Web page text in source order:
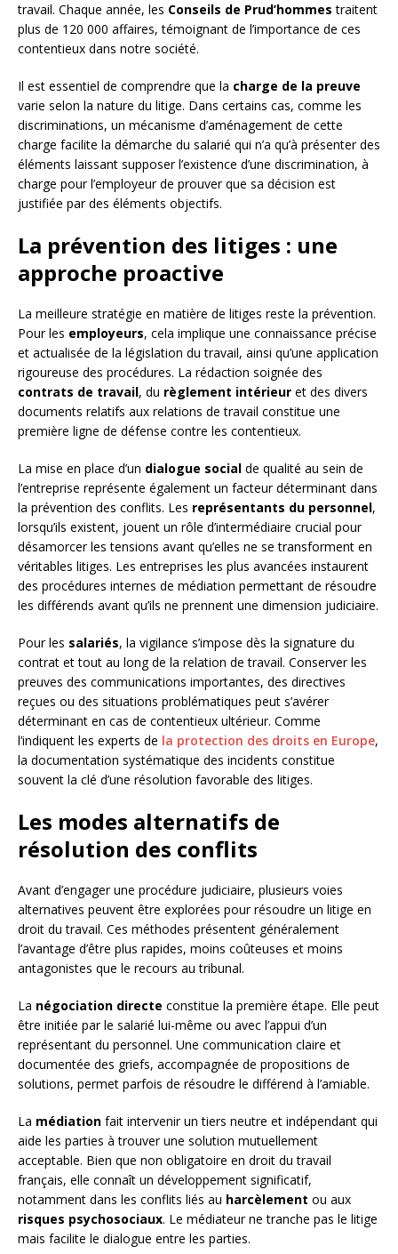
travail. Chaque année, les Conseils de Prud’hommes traitent
plus de 120 000 affaires, témoignant de l’importance de ces
contentieux dans notre société.
Il est essentiel de comprendre que la charge de la preuve
varie selon la nature du litige. Dans certains cas, comme les
discriminations, un mécanisme d’aménagement de cette
charge facilite la démarche du salarié qui n’a qu’à présenter des
éléments laissant supposer l’existence d’une discrimination, à
charge pour l’employeur de prouver que sa décision est
justifiée par des éléments objectifs.
La prévention des litiges : une
approche proactive
La meilleure stratégie en matière de litiges reste la prévention.
Pour les employeurs, cela implique une connaissance précise
et actualisée de la législation du travail, ainsi qu’une application
rigoureuse des procédures. La rédaction soignée des
contrats de travail, du règlement intérieur et des divers
documents relatifs aux relations de travail constitue une
première ligne de défense contre les contentieux.
La mise en place d’un dialogue social de qualité au sein de
l’entreprise représente également un facteur déterminant dans
la prévention des conflits. Les représentants du personnel,
lorsqu’ils existent, jouent un rôle d’intermédiaire crucial pour
désamorcer les tensions avant qu’elles ne se transforment en
véritables litiges. Les entreprises les plus avancées instaurent
des procédures internes de médiation permettant de résoudre
les différends avant qu’ils ne prennent une dimension judiciaire.
Pour les salariés, la vigilance s’impose dès la signature du
contrat et tout au long de la relation de travail. Conserver les
preuves des communications importantes, des directives
reçues ou des situations problématiques peut s’avérer
déterminant en cas de contentieux ultérieur. Comme
l’indiquent les experts de la protection des droits en Europe,
la documentation systématique des incidents constitue
souvent la clé d’une résolution favorable des litiges.
Les modes alternatifs de
résolution des conflits
Avant d’engager une procédure judiciaire, plusieurs voies
alternatives peuvent être explorées pour résoudre un litige en
droit du travail. Ces méthodes présentent généralement
l’avantage d’être plus rapides, moins coûteuses et moins
antagonistes que le recours au tribunal.
La négociation directe constitue la première étape. Elle peut
être initiée par le salarié lui-même ou avec l’appui d’un
représentant du personnel. Une communication claire et
documentée des griefs, accompagnée de propositions de
solutions, permet parfois de résoudre le différend à l’amiable.
La médiation fait intervenir un tiers neutre et indépendant qui
aide les parties à trouver une solution mutuellement
acceptable. Bien que non obligatoire en droit du travail
français, elle connaît un développement significatif,
notamment dans les conflits liés au harcèlement ou aux
risques psychosociaux. Le médiateur ne tranche pas le litige
mais facilite le dialogue entre les parties.